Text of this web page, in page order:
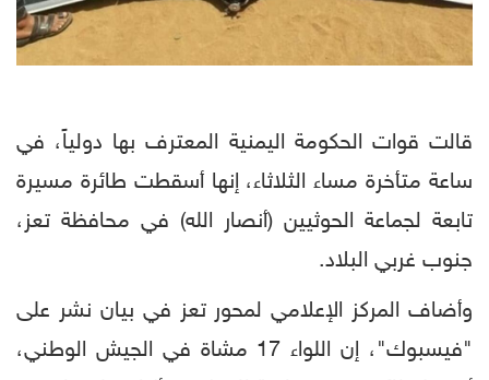
قالت قوات الحكومة اليمنية المعترف بها دولياً، في
ساعة متأخرة مساء الثلاثاء، إنها أسقطت طائرة مسيرة
تابعة لجماعة الحوثيين (أنصار الله) في محافظة تعز،
جنوب غربي البلاد.
وأضاف المركز الإعلامي لمحور تعز في بيان نشر على
"فيسبوك"، إن اللواء 17 مشاة في الجيش الوطني،